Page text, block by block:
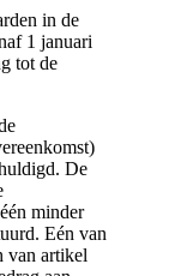
in de
1 januari
tot de
De
minder
Eén van
van artikel